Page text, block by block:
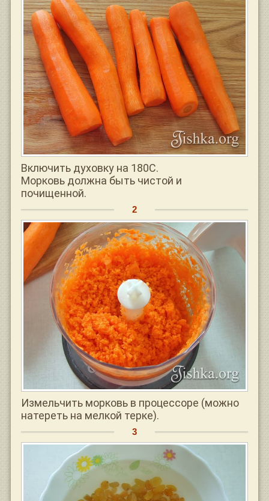
Включить духовку на 180С.
Морковь должна быть чистой и
почищенной.
Измельчить морковь в процессоре (можно
натереть на мелкой терке).